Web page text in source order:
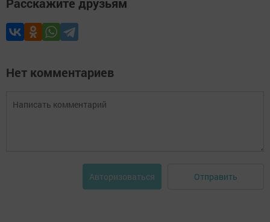
Расскажите друзьям
Нет комментариев
Авторизоваться Отправить